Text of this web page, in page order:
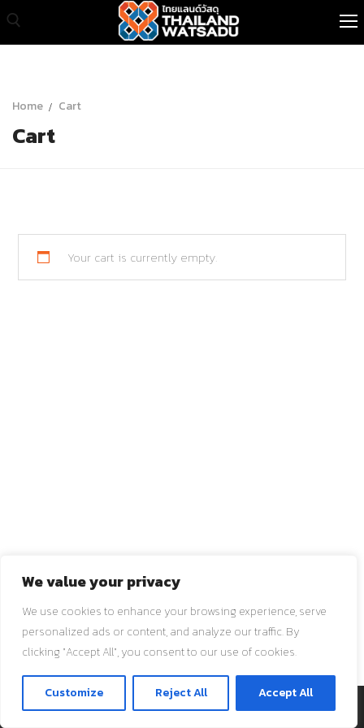
We value your privacy
We use cookies to enhance your browsing experience, serve
personalized ads or content, and analyze our traffic. By
clicking "Accept All", you consent to our use of cookies.
Customize Reject All Accept All
หน้าแรก
สินค้าทั้งหมด
บทความ
Home Cart
Cart
Your cart is currently empty.
ติดต่อเรา